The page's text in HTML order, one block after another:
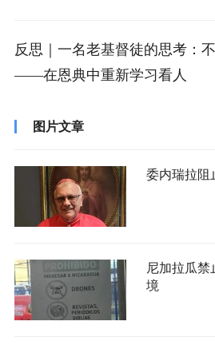
反思｜一名老基督徒的思考：
——在恩典中重新学习看人
图片文章
委内瑞拉阻
尼加拉瓜禁
境